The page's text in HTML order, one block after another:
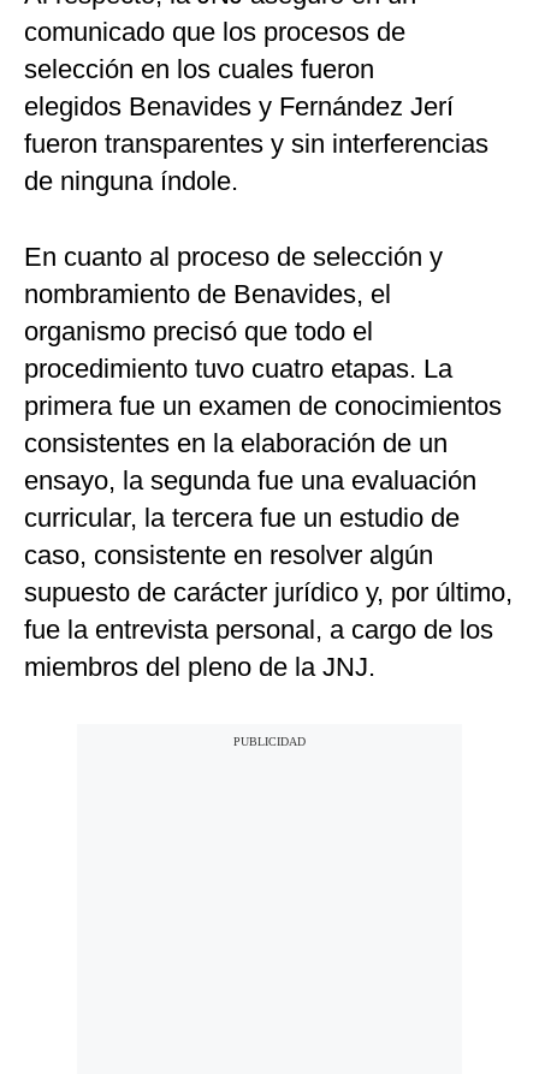
comunicado que los procesos de
selección en los cuales fueron
elegidos Benavides y Fernández Jerí
fueron transparentes y sin interferencias
de ninguna índole.
En cuanto al proceso de selección y
nombramiento de Benavides, el
organismo precisó que todo el
procedimiento tuvo cuatro etapas. La
primera fue un examen de conocimientos
consistentes en la elaboración de un
ensayo, la segunda fue una evaluación
curricular, la tercera fue un estudio de
caso, consistente en resolver algún
supuesto de carácter jurídico y, por último,
fue la entrevista personal, a cargo de los
miembros del pleno de la JNJ.